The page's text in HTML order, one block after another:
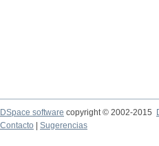
DSpace software copyright © 2002-2015
Contacto
Sugerencias